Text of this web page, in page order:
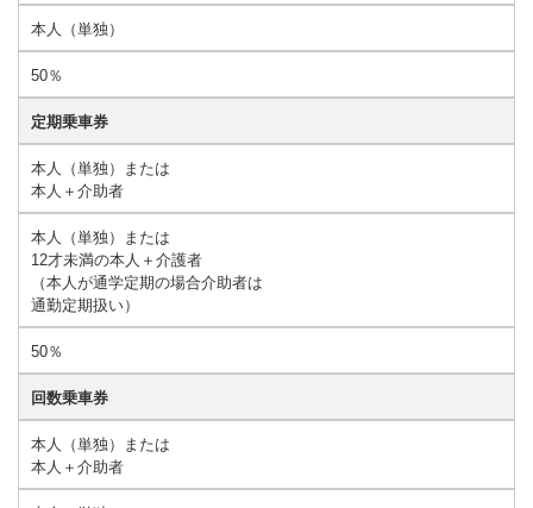
本人（単独）
50％
定期乗車券
本人（単独）または
本人＋介助者
本人（単独）または
12才未満の本人＋介護者
（本人が通学定期の場合介助者は
通勤定期扱い）
50％
回数乗車券
本人（単独）または
本人＋介助者